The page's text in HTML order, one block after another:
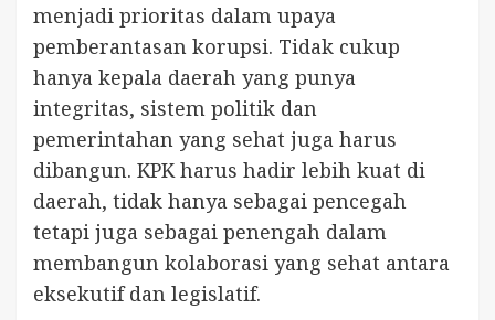
menjadi prioritas dalam upaya
pemberantasan korupsi. Tidak cukup
hanya kepala daerah yang punya
integritas, sistem politik dan
pemerintahan yang sehat juga harus
dibangun. KPK harus hadir lebih kuat di
daerah, tidak hanya sebagai pencegah
tetapi juga sebagai penengah dalam
membangun kolaborasi yang sehat antara
eksekutif dan legislatif.